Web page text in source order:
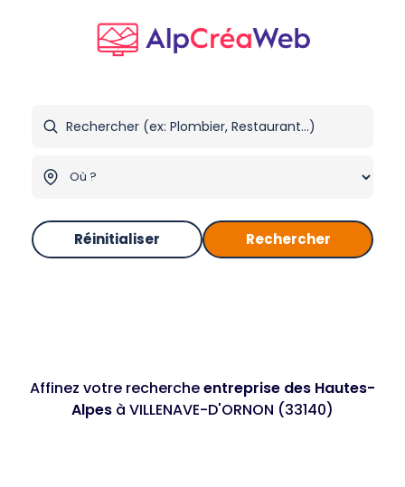
Réinitialiser Rechercher
Affinez votre rechercheentreprise des Hautes-
Alpes à VILLENAVE-D'ORNON (33140)